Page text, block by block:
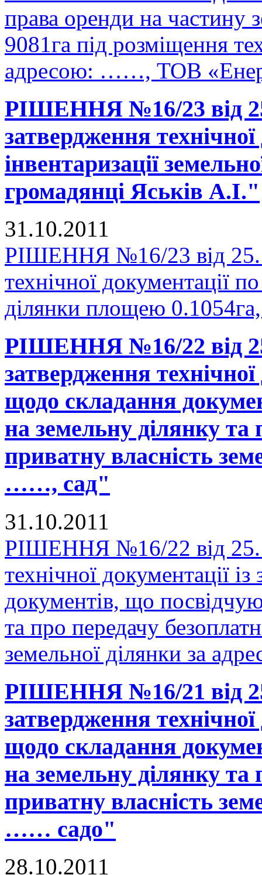
права оренди на частину
9081га під розміщення
адресою: ……, ТОВ
РІШЕННЯ №16/23 від
затвердження
інвентаризації
громадянці Яськів А.І."
31.10.2011
РІШЕННЯ №16/23 від
технічної документації
ділянки площею
РІШЕННЯ №16/22 від
затвердження
щодо складання
на земельну ділянку та
приватну власність
……, сад"
31.10.2011
РІШЕННЯ №16/22 від
технічної документації
документів, що
та про передачу
земельної ділянки за
РІШЕННЯ №16/21 від
затвердження
щодо складання
на земельну ділянку та
приватну власність
…… садо"
28.10.2011